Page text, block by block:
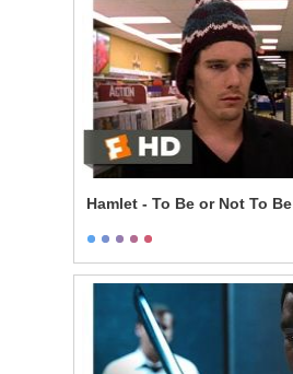
Hamlet - To Be or Not To Be